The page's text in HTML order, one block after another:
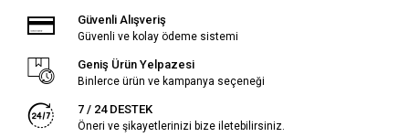
Güvenli Alışveriş
Güvenli ve kolay ödeme sistemi
Geniş Ürün Yelpazesi
Binlerce ürün ve kampanya seçeneği
7 / 24 DESTEK
Öneri ve şikayetlerinizi bize iletebilirsiniz.